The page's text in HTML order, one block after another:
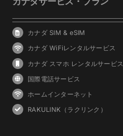
カナダ SIM & eSIM
カナダ WiFiレンタルサービス
カナダ スマホ レンタルサービス
国際電話サービス
ホームインターネット
RAKULINK（ラクリンク）